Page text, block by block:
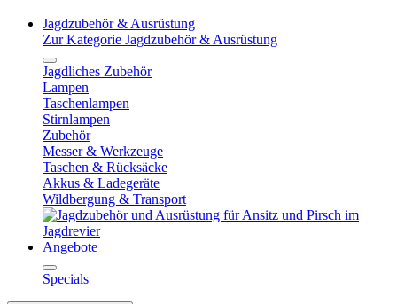
Jagdzubehör & Ausrüstung
Zur Kategorie Jagdzubehör & Ausrüstung
Jagdliches Zubehör
Lampen
Taschenlampen
Stirnlampen
Zubehör
Messer & Werkzeuge
Taschen & Rücksäcke
Akkus & Ladegeräte
Wildbergung & Transport
Angebote
Specials